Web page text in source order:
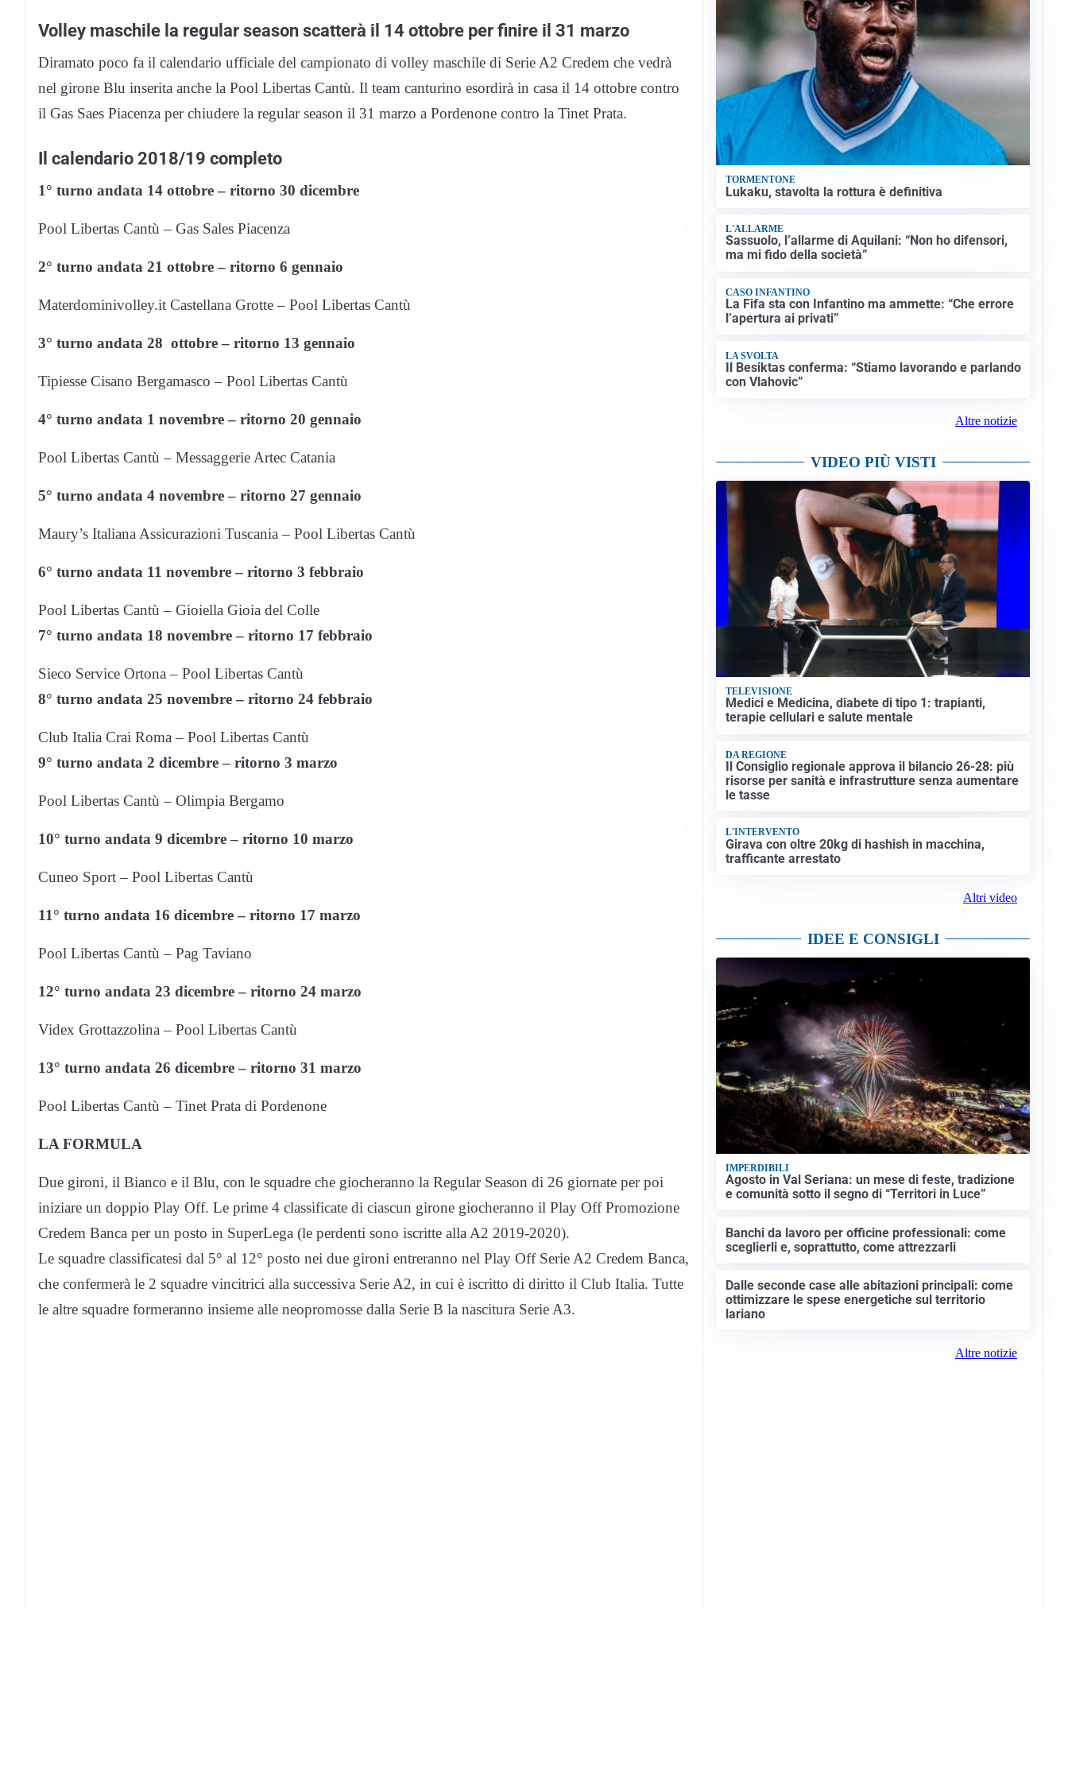
Volley maschile la regular season scatterà il 14 ottobre per finire il 31 marzo
Diramato poco fa il calendario ufficiale del campionato di volley maschile di Serie A2 Credem che vedrà
nel girone Blu inserita anche la Pool Libertas Cantù. Il team canturino esordirà in casa il 14 ottobre contro
il Gas Saes Piacenza per chiudere la regular season il 31 marzo a Pordenone contro la Tinet Prata.
Il calendario 2018/19 completo
1° turno andata 14 ottobre – ritorno 30 dicembre
Pool Libertas Cantù – Gas Sales Piacenza
2° turno andata 21 ottobre – ritorno 6 gennaio
Materdominivolley.it Castellana Grotte – Pool Libertas Cantù
3° turno andata 28 ottobre – ritorno 13 gennaio
Tipiesse Cisano Bergamasco – Pool Libertas Cantù
4° turno andata 1 novembre – ritorno 20 gennaio
Pool Libertas Cantù – Messaggerie Artec Catania
5° turno andata 4 novembre – ritorno 27 gennaio
Maury’s Italiana Assicurazioni Tuscania – Pool Libertas Cantù
6° turno andata 11 novembre – ritorno 3 febbraio
Pool Libertas Cantù – Gioiella Gioia del Colle
7° turno andata 18 novembre – ritorno 17 febbraio
Sieco Service Ortona – Pool Libertas Cantù
8° turno andata 25 novembre – ritorno 24 febbraio
Club Italia Crai Roma – Pool Libertas Cantù
9° turno andata 2 dicembre – ritorno 3 marzo
Pool Libertas Cantù – Olimpia Bergamo
10° turno andata 9 dicembre – ritorno 10 marzo
Cuneo Sport – Pool Libertas Cantù
11° turno andata 16 dicembre – ritorno 17 marzo
Pool Libertas Cantù – Pag Taviano
12° turno andata 23 dicembre – ritorno 24 marzo
Videx Grottazzolina – Pool Libertas Cantù
13° turno andata 26 dicembre – ritorno 31 marzo
Pool Libertas Cantù – Tinet Prata di Pordenone
LA FORMULA
Due gironi, il Bianco e il Blu, con le squadre che giocheranno la Regular Season di 26 giornate per poi
iniziare un doppio Play Off. Le prime 4 classificate di ciascun girone giocheranno il Play Off Promozione
Credem Banca per un posto in SuperLega (le perdenti sono iscritte alla A2 2019-2020).
Le squadre classificatesi dal 5° al 12° posto nei due gironi entreranno nel Play Off Serie A2 Credem Banca,
che confermerà le 2 squadre vincitrici alla successiva Serie A2, in cui è iscritto di diritto il Club Italia. Tutte
le altre squadre formeranno insieme alle neopromosse dalla Serie B la nascitura Serie A3.
TORMENTONE
Lukaku, stavolta la rottura è definitiva
L'ALLARME
Sassuolo, l’allarme di Aquilani: “Non ho difensori,
ma mi fido della società”
CASO INFANTINO
La Fifa sta con Infantino ma ammette: “Che errore
l’apertura ai privati”
LA SVOLTA
Il Besiktas conferma: “Stiamo lavorando e parlando
con Vlahovic”
Altre notizie
VIDEO PIÙ VISTI
TELEVISIONE
Medici e Medicina, diabete di tipo 1: trapianti,
terapie cellulari e salute mentale
DA REGIONE
Il Consiglio regionale approva il bilancio 26-28: più
risorse per sanità e infrastrutture senza aumentare
le tasse
L'INTERVENTO
Girava con oltre 20kg di hashish in macchina,
trafficante arrestato
Altri video
IDEE E CONSIGLI
IMPERDIBILI
Agosto in Val Seriana: un mese di feste, tradizione
e comunità sotto il segno di “Territori in Luce”
Banchi da lavoro per officine professionali: come
sceglierli e, soprattutto, come attrezzarli
Dalle seconde case alle abitazioni principali: come
ottimizzare le spese energetiche sul territorio
lariano
Altre notizie